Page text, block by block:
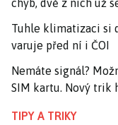
chyb, dvě z nich už
Tuhle klimatizaci si
varuje před ní i ČOI
Nemáte signál?
SIM kartu. Nový trik
TIPY A TRIKY